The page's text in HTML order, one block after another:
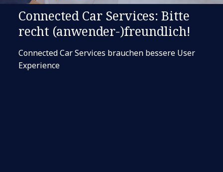
Connected Car Services: Bitte
recht (anwender-)freundlich!
Connected Car Services brauchen bessere User
Experience